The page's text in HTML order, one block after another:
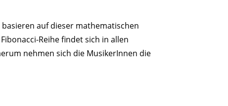
auf dieser mathematischen
Reihe findet sich in allen
nehmen sich die MusikerInnen die